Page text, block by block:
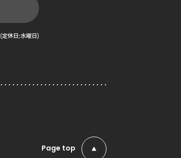
(定休日:水曜日)
Page top